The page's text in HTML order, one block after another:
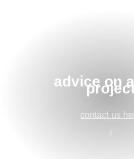
advice on
contact us